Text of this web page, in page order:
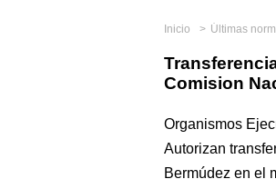
Inicio Últimas
Comision
Organismos
Autorizan
Bermúdez en el